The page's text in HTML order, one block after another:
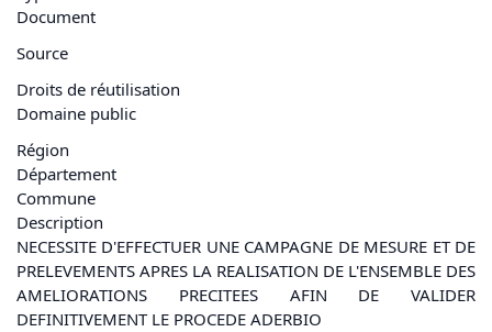
Document
Source
Droits de réutilisation
Domaine public
Région
Département
Commune
Description
NECESSITE D'EFFECTUER UNE CAMPAGNE DE MESURE ET DE
PRELEVEMENTS APRES LA REALISATION DE L'ENSEMBLE DES
AMELIORATIONS PRECITEES AFIN DE VALIDER
DEFINITIVEMENT LE PROCEDE ADERBIO